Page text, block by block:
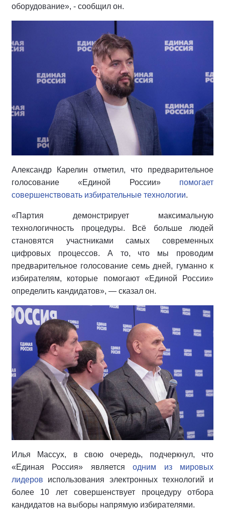
оборудование», - сообщил он.
Александр Карелин отметил, что предварительное
голосование «Единой России» помогает
совершенствовать избирательные технологии.
«Партия демонстрирует максимальную
технологичность процедуры. Всё больше людей
становятся участниками самых современных
цифровых процессов. А то, что мы проводим
предварительное голосование семь дней, гуманно к
избирателям, которые помогают «Единой России»
определить кандидатов», — сказал он.
Илья Массух, в свою очередь, подчеркнул, что
«Единая Россия» являетсяодним из мировых
лидеров использования электронных технологий и
более 10 лет совершенствует процедуру отбора
кандидатов на выборы напрямую избирателями.